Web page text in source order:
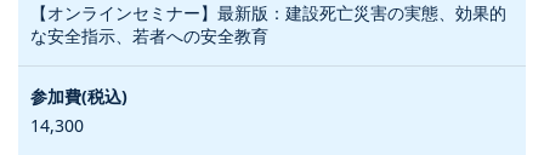
【オンラインセミナー】最新版：建設死亡災害の実態、効果的
な安全指示、若者への安全教育
14,300